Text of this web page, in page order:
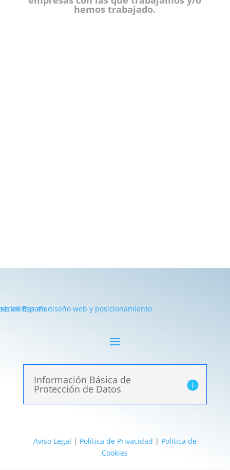
hemos trabajado.
Información Básica de
Protección de Datos
Aviso Legal | Política de Privacidad | Política de
Cookies